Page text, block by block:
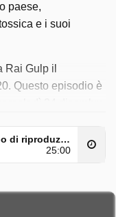
paese,
e i suoi
Rai Gulp il
Questo episodio è
Tempo di riproduzione
25:00